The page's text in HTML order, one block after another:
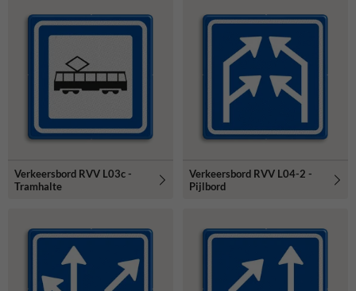
Verkeersbord RVV L03c -
Tramhalte
Verkeersbord RVV L04-2 -
Pijlbord